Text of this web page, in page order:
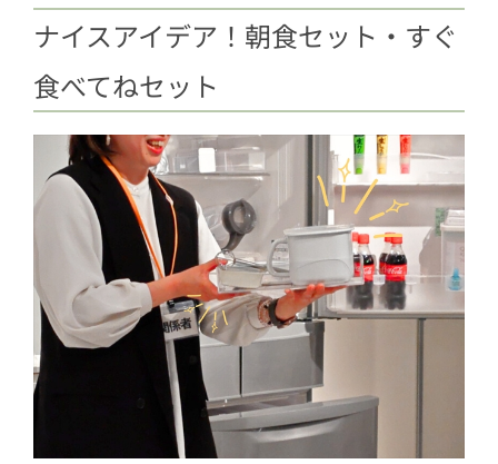
ナイスアイデア！朝食セット・すぐ
食べてねセット